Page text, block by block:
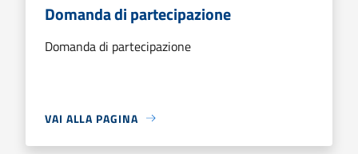
Domanda di partecipazione
Domanda di partecipazione
VAI ALLA PAGINA